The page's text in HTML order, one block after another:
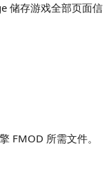
储存游戏全部页面信
FMOD 所需文件。